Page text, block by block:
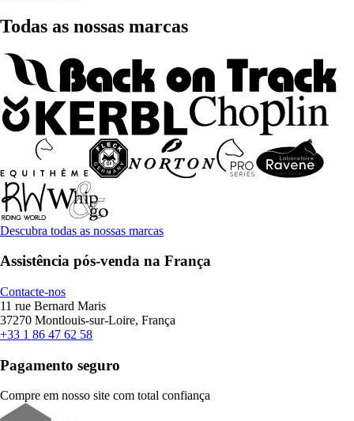
Todas as nossas marcas
Descubra todas as nossas marcas
Assistência pós-venda na França
Contacte-nos
11 rue Bernard Maris
37270 Montlouis-sur-Loire, França
+33 1 86 47 62 58
Pagamento seguro
Compre em nosso site com total confiança